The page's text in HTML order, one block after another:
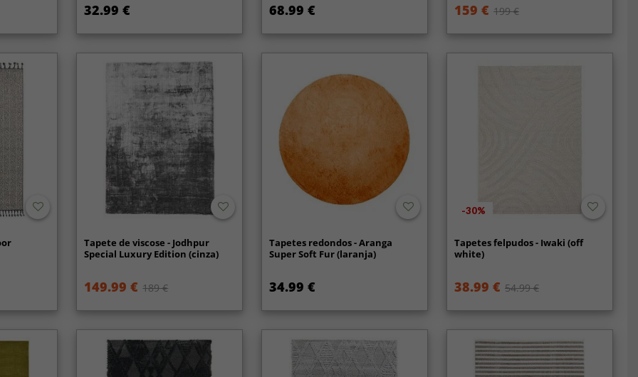
32.99 € 68.99 € 159 € 199 €
Tapete de viscose - Jodhpur
Special Luxury Edition (cinza)
149.99 € 189 €
Tapetes redondos - Aranga
Super Soft Fur (laranja)
34.99 €
-30%
Tapetes felpudos - Iwaki (off
white)
38.99 € 54.99 €